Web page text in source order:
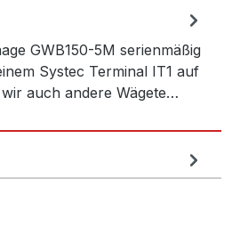
GWB150-5M serienmäßig
Systec Terminal IT1 auf
auch andere Wägete…